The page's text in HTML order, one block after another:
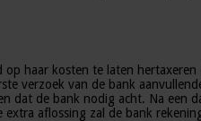
haar kosten te laten
verzoek van de bank
dat de bank nodig acht. Na
aflossing zal de bank